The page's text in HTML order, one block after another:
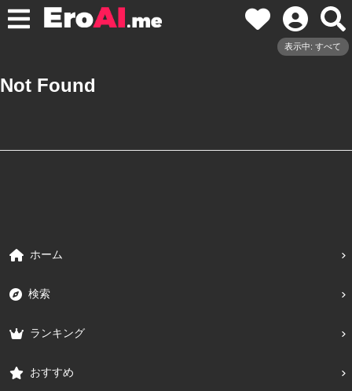
表示中: すべて
Not Found
ホーム
検索
ランキング
おすすめ